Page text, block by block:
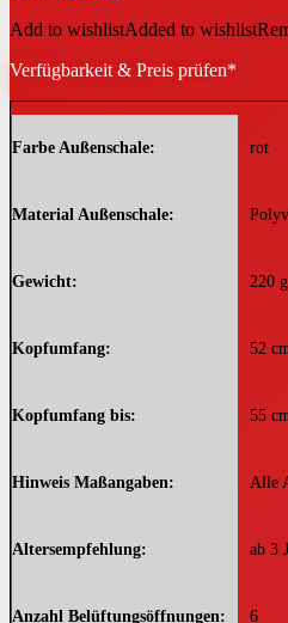
war:
ist:
Add to wishlistAdded to wishlist
Verfügbarkeit & Preis prüfen*
Farbe Außenschale rot
Material Außenschale
Gewicht 220 g
Kopfumfang 52
Kopfumfang bis 55
Hinweis Maßangaben Alle
Altersempfehlung ab 3
Anzahl Belüftungsöffnungen 6